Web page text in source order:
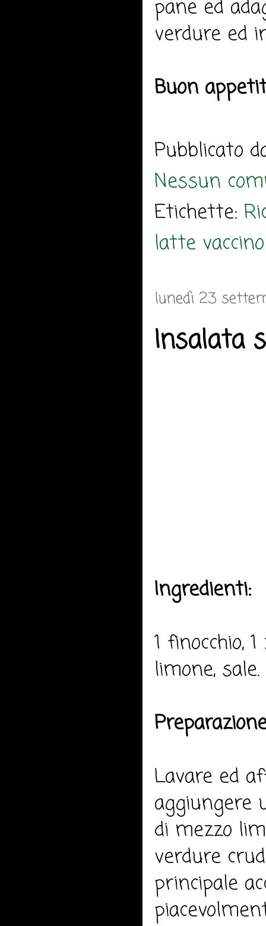
pane ed
verdure ed
Buon
Pubblicato
Nessun
Etichette:
latte
lunedì 23
Insalata
Ingredienti:
1 finocchio,
limone, sale.
Lavare ed
aggiungere
di mezzo
verdure
principale